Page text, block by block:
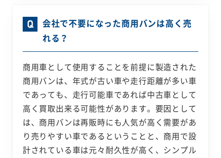
会社で不要になった商用バンは高く売
れる？
商用車として使用することを前提に製造された
商用バンは、年式が古い車や走行距離が多い車
であっても、走行可能車であれば中古車として
高く買取出来る可能性があります。要因として
は、商用バンは再販時にも人気が高く需要があ
り売りやすい車であるということと、商用で設
計されている車は元々耐久性が高く、シンプル